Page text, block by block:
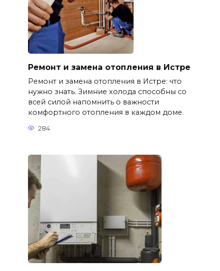
Ремонт и замена отопления в Истре
Ремонт и замена отопления в Истре: что
нужно знать. Зимние холода способны со
всей силой напомнить о важности
комфортного отопления в каждом доме.
284